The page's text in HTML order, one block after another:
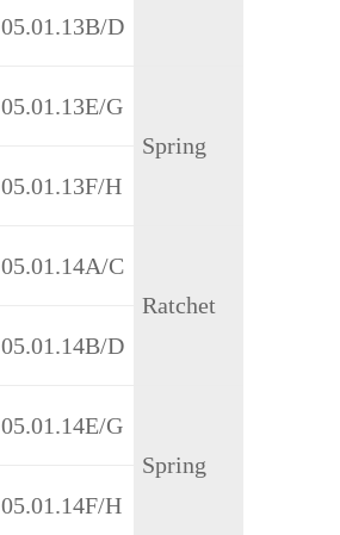
05.01.13B/D
05.01.13E/G
Spring
05.01.13F/H
05.01.14A/C
Ratchet
05.01.14B/D
05.01.14E/G
Spring
05.01.14F/H